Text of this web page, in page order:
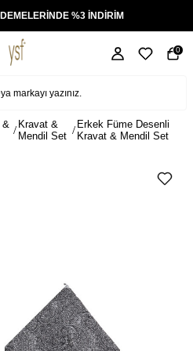
%3 İNDİRİM
0
&
Kravat &
Mendil Set
Erkek Füme Desenli
Kravat & Mendil Set